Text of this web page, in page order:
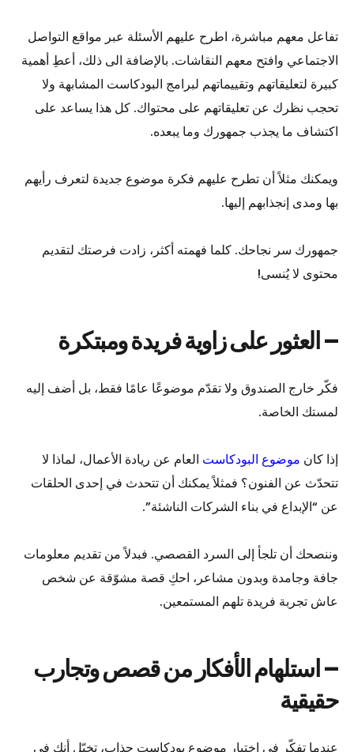
تفاعل معهم مباشرة، اطرح عليهم الأسئلة عبر مواقع التواصل
الاجتماعي وافتح معهم النقاشات. بالإضافة الى ذلك، أعطِ أهمية
كبيرة لتعليقاتهم وتقييماتهم لبرامج البودكاست المشابهة ولا
تحجب نظرك عن تعليقاتهم على محتواك. كل هذا يساعد على
اكتشاف ما يجذب جمهورك وما يبعده.
ويمكنك مثلاً أن تطرح عليهم فكرة موضوع جديدة لتعرف رأيهم
بها ومدى إنجذابهم إليها.
جمهورك سر نجاحك. كلما فهمته أكثر، زادت فرصتك لتقديم
محتوى لا يُنسى!
– العثور على زاوية فريدة ومبتكرة
فكّر خارج الصندوق ولا تقدّم موضوعًا عامًا فقط، بل أضف إليه
لمستك الخاصة.
إذا كان موضوع البودكاست العام عن ريادة الأعمال، لماذا لا
تتحدّث عن الفنون؟ فمثلاً يمكنك أن تتحدث في إحدى الحلقات
عن “الإبداع في بناء الشركات الناشئة”.
وننصحك أن تلجأ إلى السرد القصصي. فبدلاً من تقديم معلومات
جافة وجامدة وبدون مشاعر، احكِ قصة مشوّقة عن شخص
عاش تجربة فريدة تلهم المستمعين.
– استلهام الأفكار من قصص وتجارب
حقيقية
عندما تفكّر في اختيار موضوع بودكاست جذاب، تخيّل أنك في